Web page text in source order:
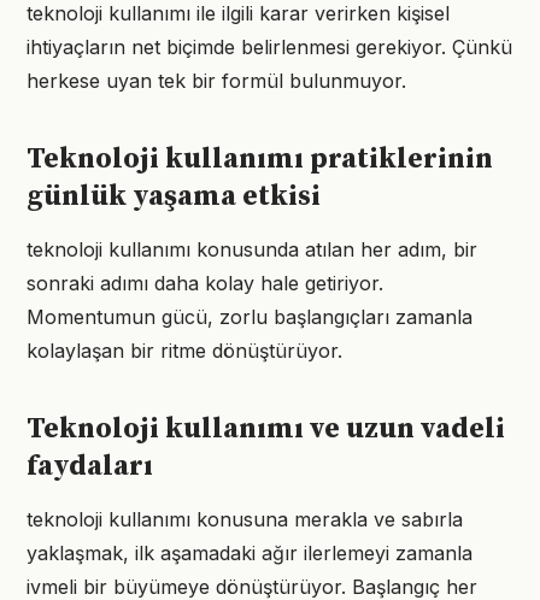
teknoloji kullanımı ile ilgili karar verirken kişisel
ihtiyaçların net biçimde belirlenmesi gerekiyor. Çünkü
herkese uyan tek bir formül bulunmuyor.
Teknoloji kullanımı pratiklerinin
günlük yaşama etkisi
teknoloji kullanımı konusunda atılan her adım, bir
sonraki adımı daha kolay hale getiriyor.
Momentumun gücü, zorlu başlangıçları zamanla
kolaylaşan bir ritme dönüştürüyor.
Teknoloji kullanımı ve uzun vadeli
faydaları
teknoloji kullanımı konusuna merakla ve sabırla
yaklaşmak, ilk aşamadaki ağır ilerlemeyi zamanla
ivmeli bir büyümeye dönüştürüyor. Başlangıç her